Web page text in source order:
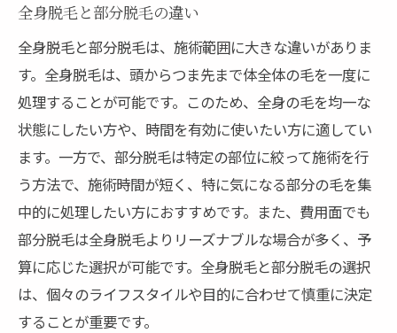
全身脱毛と部分脱毛の違い
全身脱毛と部分脱毛は、施術範囲に大きな違いがありま
す。全身脱毛は、頭からつま先まで体全体の毛を一度に
処理することが可能です。このため、全身の毛を均一な
状態にしたい方や、時間を有効に使いたい方に適してい
ます。一方で、部分脱毛は特定の部位に絞って施術を行
う方法で、施術時間が短く、特に気になる部分の毛を集
中的に処理したい方におすすめです。また、費用面でも
部分脱毛は全身脱毛よりリーズナブルな場合が多く、予
算に応じた選択が可能です。全身脱毛と部分脱毛の選択
は、個々のライフスタイルや目的に合わせて慎重に決定
することが重要です。